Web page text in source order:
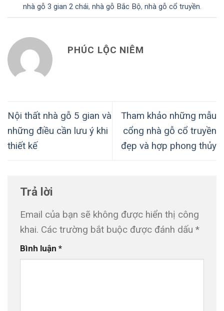
nhà gỗ 3 gian 2 chái, nhà gỗ Bắc Bộ, nhà gỗ cổ truyền.
PHÚC LỘC NIÊM
Nội thất nhà gỗ 5 gian và
những điều cần lưu ý khi
thiết kế
Tham khảo những mẫu
cổng nhà gỗ cổ truyền
đẹp và hợp phong thủy
Trả lời
Email của bạn sẽ không được hiển thị công
khai. Các trường bắt buộc được đánh dấu *
Bình luận *